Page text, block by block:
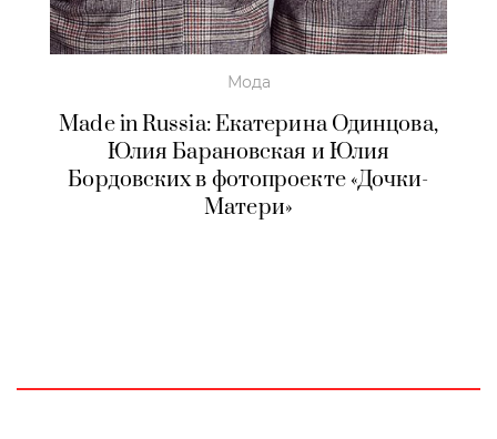
Мода
Made in Russia: Екатерина Одинцова,
Юлия Барановская и Юлия
Бордовских в фотопроекте «Дочки-
Матери»